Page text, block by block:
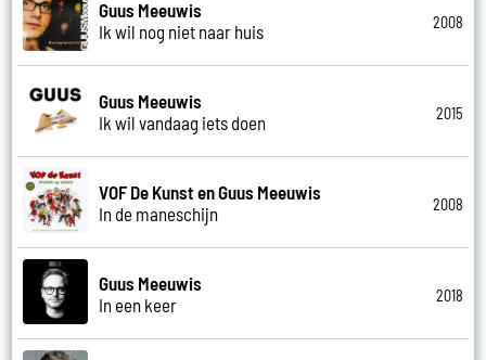
Guus Meeuwis
Ik wil nog niet naar huis
2008
Guus Meeuwis
Ik wil vandaag iets doen
2015
VOF De Kunst en Guus Meeuwis
In de maneschijn
2008
Guus Meeuwis
In een keer
2018